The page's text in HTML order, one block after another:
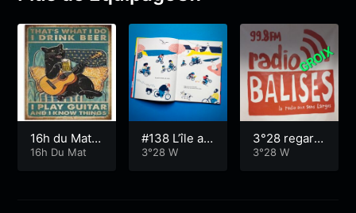
16h du Mat
Miaou
16h Du Mat
#138 L’île au
x vélos
3°28 W
3°28 regard
vers l’autre
3°28 W